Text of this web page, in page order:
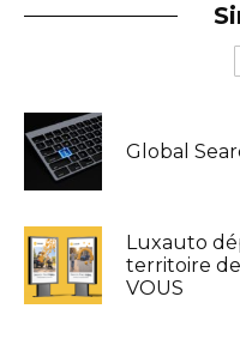
Global
Luxauto
territoire
VOUS